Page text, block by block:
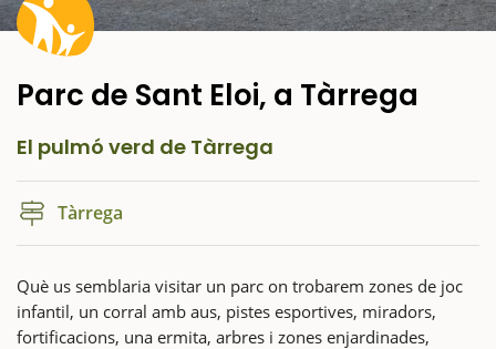
Parc de Sant Eloi, a Tàrrega
El pulmó verd de Tàrrega
Tàrrega
Què us semblaria visitar un parc on trobarem zones de joc
infantil, un corral amb aus, pistes esportives, miradors,
fortificacions, una ermita, arbres i zones enjardinades,